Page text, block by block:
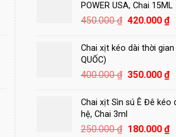
POWER USA, Chai 15ML
450.000₫ Giá
là:
420.000 ₫Giá
Chai xịt kéo dài thời gian
QUỐC)
400.000₫ Giá
là:
400.000 ₫.
350.000 ₫Giá
Chai xịt Sìn sú Ê Đê kéo
hệ, Chai 3ml
250.000₫ Giá
180.000 ₫Giá